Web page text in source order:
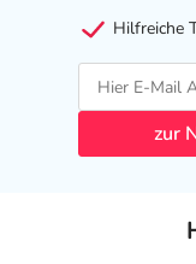
Hilfreiche
zur